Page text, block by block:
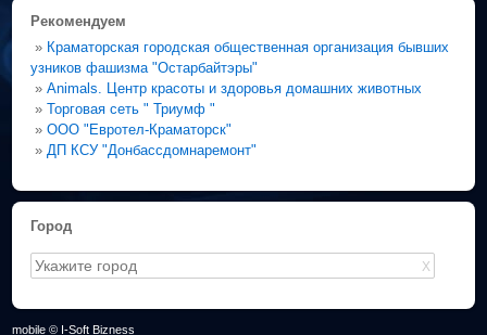
Рекомендуем
» Краматорская городская общественная организация бывших
узников фашизма "Остарбайтэры"
»Animals. Центр красоты и здоровья домашних животных
»Торговая сеть " Триумф "
»ООО "Евротел-Краматорск"
» ДП КСУ "Донбассдомнаремонт"
Город
X
mobile © I-Soft Bizness